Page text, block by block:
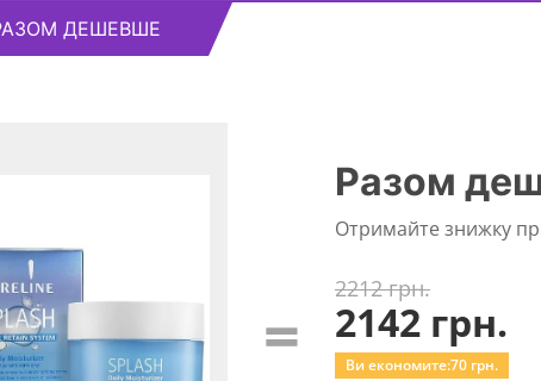
ДЕШЕВШЕ
=
Разом
Отримайте знижку
2212 грн.
2142 грн.
Ви економите:70 грн.